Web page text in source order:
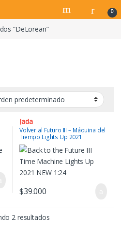
0
“DeLorean”
Jada
Volver al Futuro III – Máquina del
Tiempo Lights Up 2021
$39.000
2 resultados